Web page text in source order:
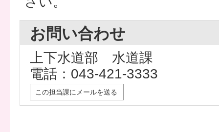
お問い合わせ
上下水道部 水道課
電話：043-421-3333
この担当課にメールを送る